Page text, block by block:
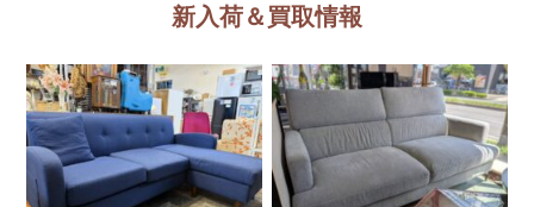
新入荷＆買取情報